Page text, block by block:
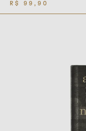
R$ 99,90